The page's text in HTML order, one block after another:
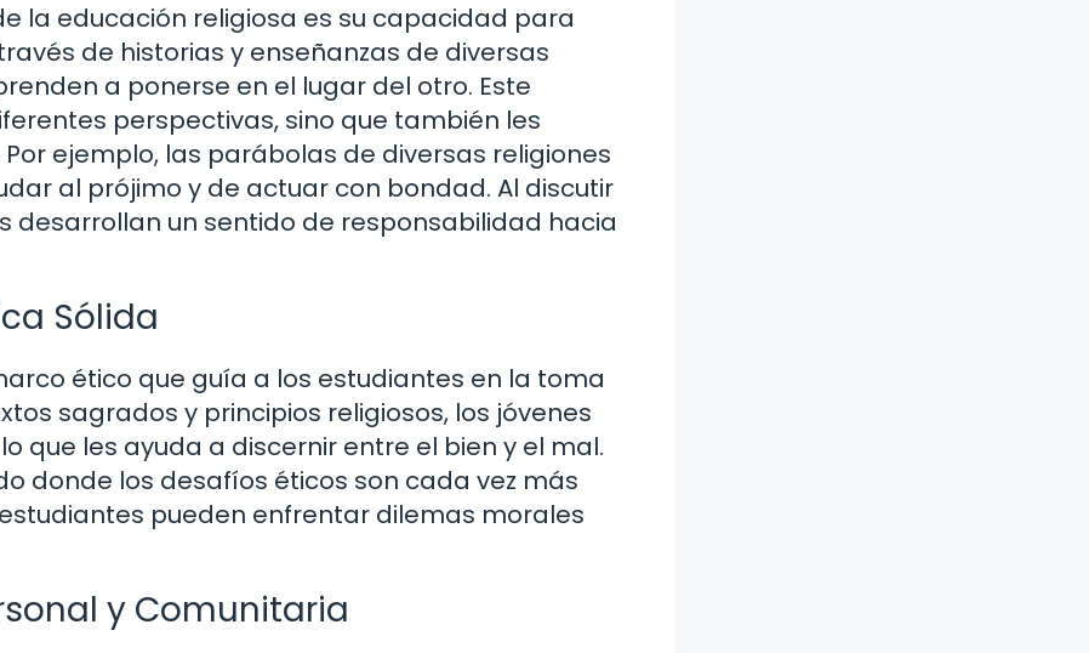
la educación religiosa es su capacidad para
de historias y enseñanzas de diversas
a ponerse en el lugar del otro. Este
perspectivas, sino que también les
ejemplo, las parábolas de diversas religiones
al prójimo y de actuar con bondad. Al discutir
desarrollan un sentido de responsabilidad hacia
Sólida
ético que guía a los estudiantes en la toma
sagrados y principios religiosos, los jóvenes
que les ayuda a discernir entre el bien y el mal.
donde los desafíos éticos son cada vez más
pueden enfrentar dilemas morales
y Comunitaria